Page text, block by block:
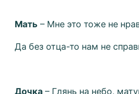
Мать – Мне это тоже не
Да без отца-то нам не
Дочка – Глянь на небо,